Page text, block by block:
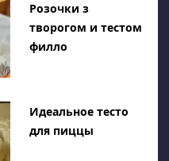
Розочки з
творогом и тестом
филло
Идеальное тесто
для пиццы